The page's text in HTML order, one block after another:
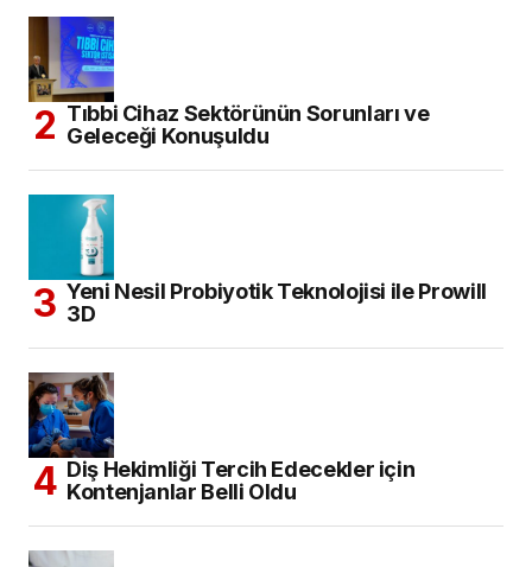
Tıbbi Cihaz Sektörünün Sorunları ve
Geleceği Konuşuldu
Yeni Nesil Probiyotik Teknolojisi ile Prowill
3D
Diş Hekimliği Tercih Edecekler için
Kontenjanlar Belli Oldu